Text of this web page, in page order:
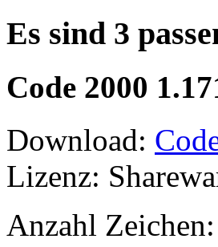
Es sind 3
Code 2000
Download:
Lizenz:
Anzahl